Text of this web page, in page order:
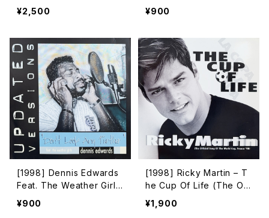
cords]
¥2,500
e]
¥900
[1998] Dennis Edwards
Feat. The Weather Girls
– Don’t Look Any Furthe
¥900
[1998] Ricky Martin – T
he Cup Of Life (The Off
icial Song Of The World
Cup, France ’98) [Colu
¥1,900